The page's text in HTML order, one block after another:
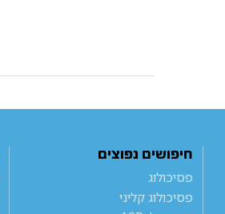
חיפושים נפוצים
פסיכולוג
פסיכולוג קליני